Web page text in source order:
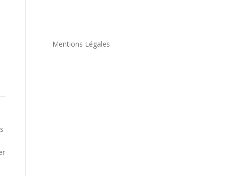
Mentions Légales